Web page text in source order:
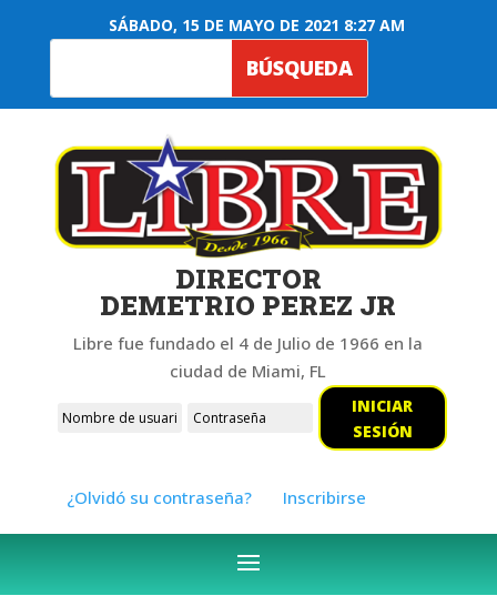
SÁBADO, 15 DE MAYO DE 2021 8:27 AM
DIRECTOR
DEMETRIO PEREZ JR
Libre fue fundado el 4 de Julio de 1966 en la
ciudad de Miami, FL
INICIAR
SESIÓN
¿Olvidó su contraseña? Inscribirse